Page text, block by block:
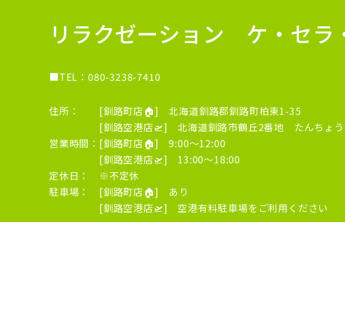
リラクゼーション ケ・セラ
■TEL： 080-3238-7410
住所： [釧路町店🏠] 北海道釧路郡釧路町柏東1-35
[釧路空港店🛫] 北海道釧路市鶴丘2番地 たんちょう釧
営業時間：[釧路町店🏠] 9:00～12:00
[釧路空港店🛫] 13:00～18:00
定休日： ※不定休
駐車場： [釧路町店🏠] あり
[釧路空港店🛫] 空港有料駐車場をご利用ください